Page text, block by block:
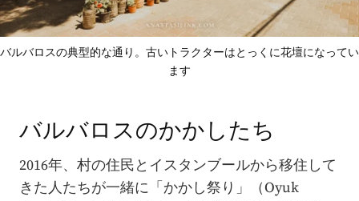
バルバロスの典型的な通り。古いトラクターはとっくに花壇になってい
ます
バルバロスのかかしたち
2016年、村の住民とイスタンブールから移住して
きた人たちが一緒に「かかし祭り」（Oyuk